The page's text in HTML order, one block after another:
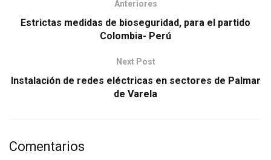
Anteriores
Estrictas medidas de bioseguridad, para el partido
Colombia- Perú
Next Post
Instalación de redes eléctricas en sectores de Palmar
de Varela
Comentarios